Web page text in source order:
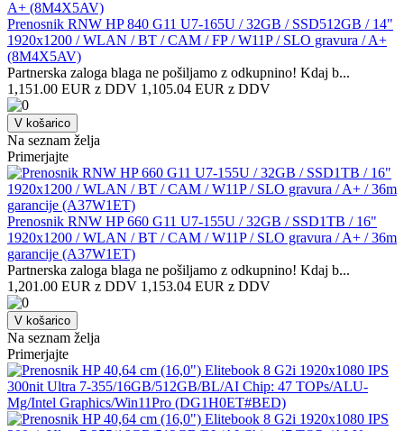
Prenosnik RNW HP 840 G11 U7-165U / 32GB / SSD512GB / 14"
1920x1200 / WLAN / BT / CAM / FP / W11P / SLO gravura / A+
(8M4X5AV)
Partnerska zaloga blaga ne pošiljamo z odkupnino! ​Kdaj b...
1,151.00 EUR z DDV 1,105.04 EUR z DDV
V košarico
Na seznam želja
Primerjajte
Prenosnik RNW HP 660 G11 U7-155U / 32GB / SSD1TB / 16"
1920x1200 / WLAN / BT / CAM / W11P / SLO gravura / A+ / 36m
garancije (A37W1ET)
Partnerska zaloga blaga ne pošiljamo z odkupnino! ​Kdaj b...
1,201.00 EUR z DDV 1,153.04 EUR z DDV
V košarico
Na seznam želja
Primerjajte